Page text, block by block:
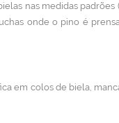
nas medidas padrões
onde o pino é
em colos de biela,